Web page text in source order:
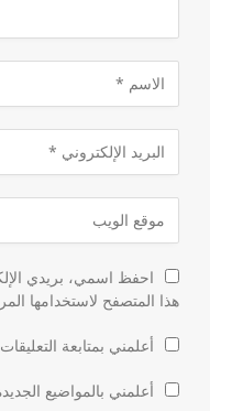
احفظ اسمي، بريدي
هذا المتصفح لاستخدامها
أعلمني بمتابعة
أعلمني بالمواضيع